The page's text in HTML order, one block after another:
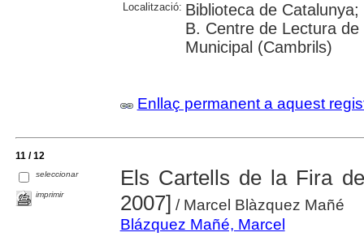
Localització: Biblioteca de
B. Centre de Lectura
Municipal (Cambrils)
Enllaç permanent a aquest
11 / 12
seleccionar
imprimir
Els Cartells de la Fira
2007] / Marcel Blàzquez Mañé
Blázquez Mañé, Marcel